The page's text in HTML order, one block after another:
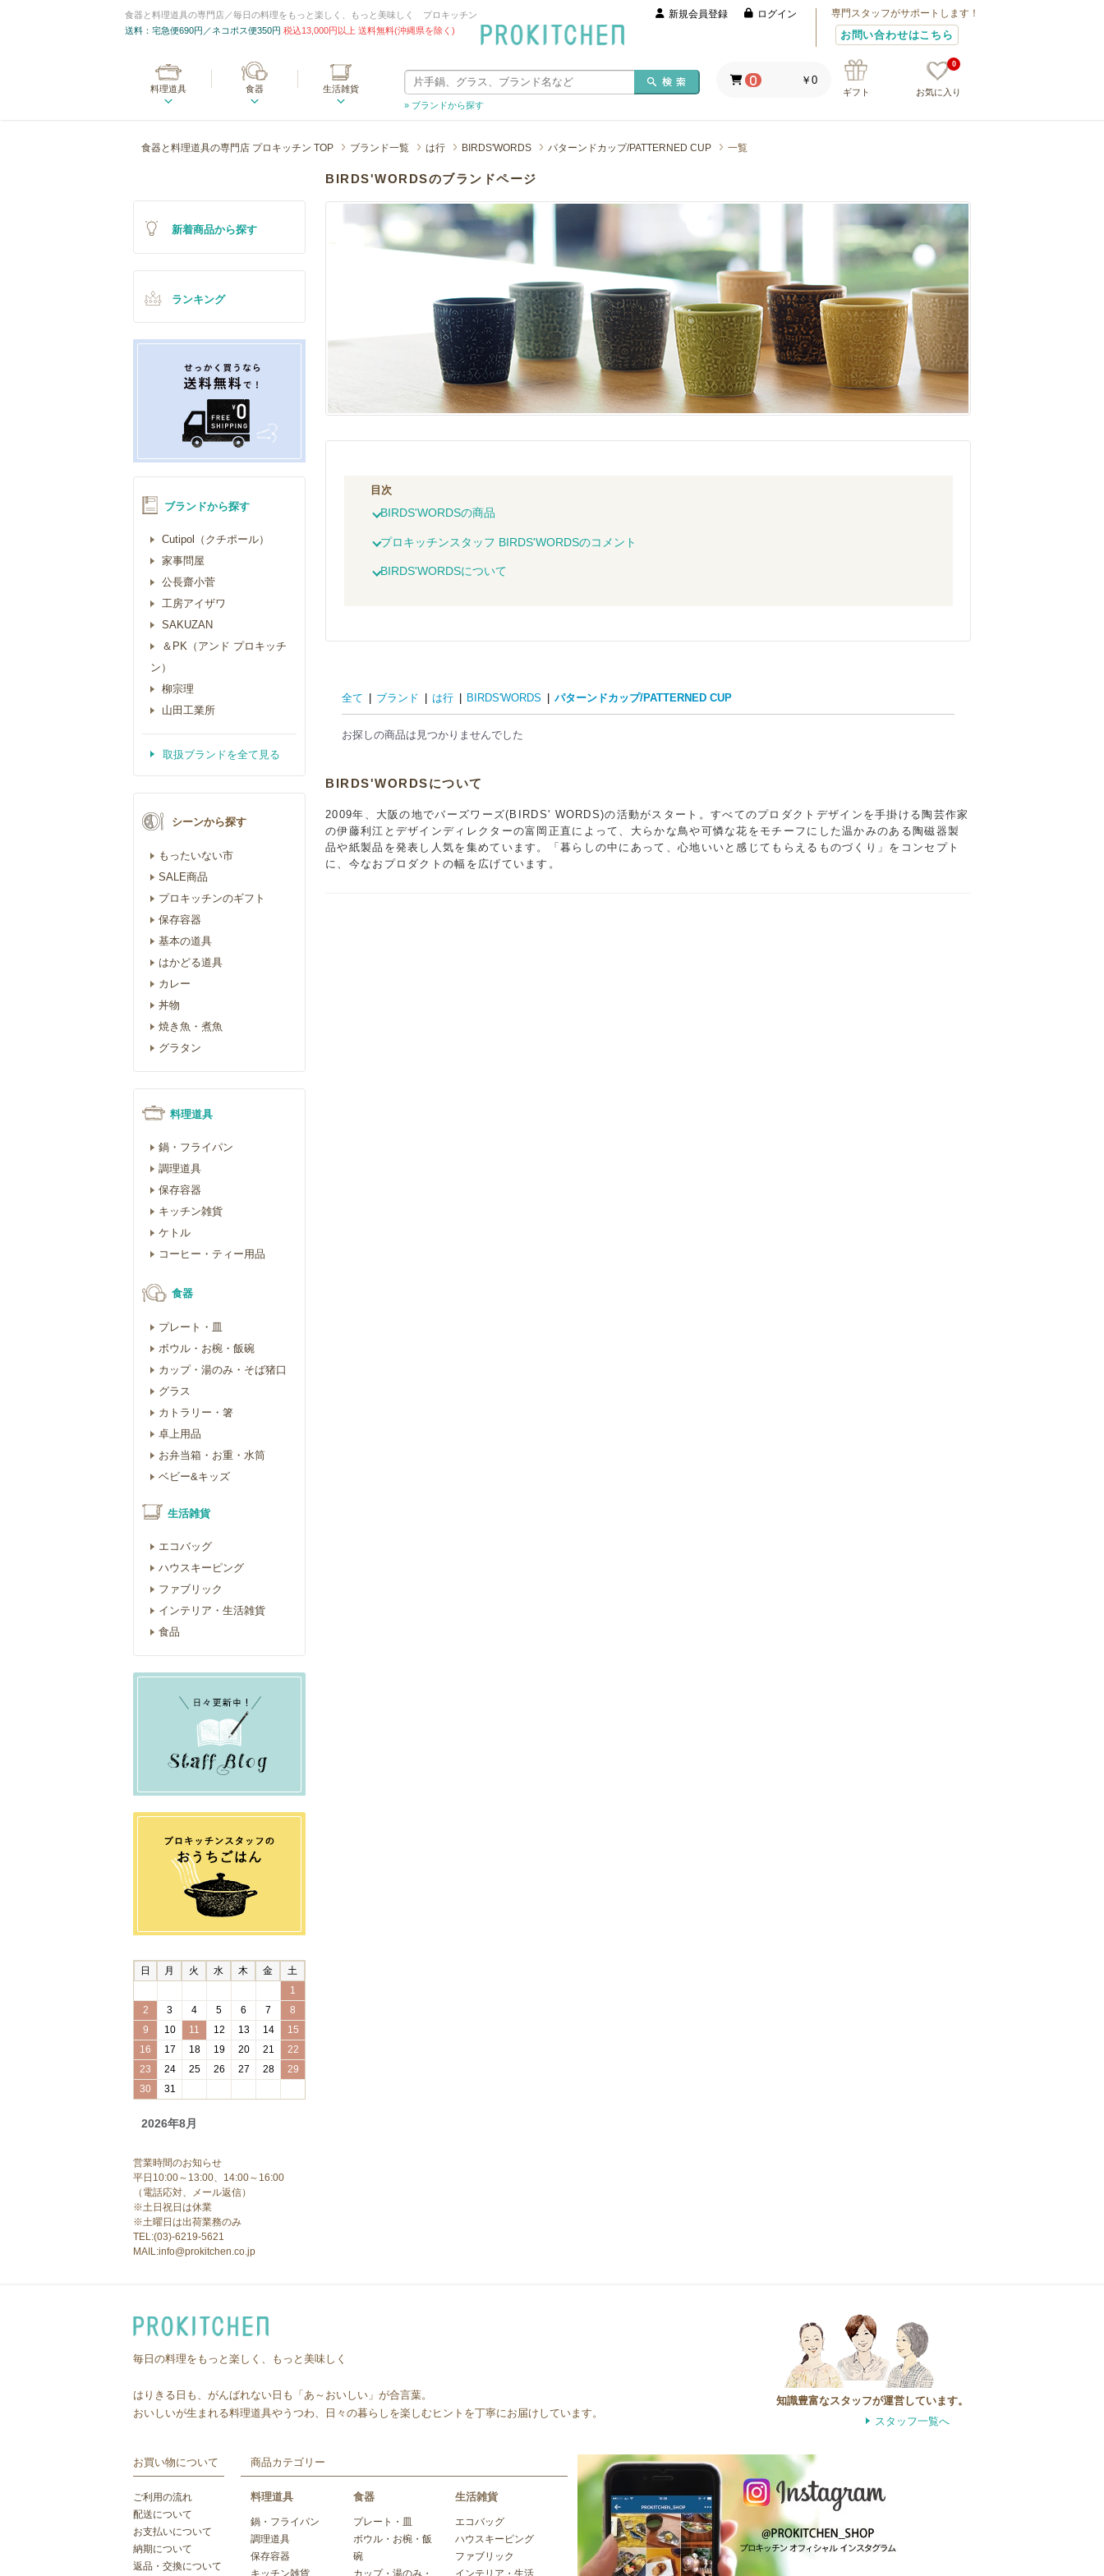
食器と料理道具の専門店／毎日の料理をもっと楽しく、もっと美味しく プロキッチン
送料：宅急便690円／ネコポス便350円 税込13,000円以上 送料無料(沖縄県を除く)
新規会員登録 ログイン 専門スタッフがサポートします！
お問い合わせはこちら
料理道具 食器
生活雑貨
» ブランドから探す
ギフト お気に入り
0
0 ￥0
食器と料理道具の専門店 プロキッチン TOP ブランド一覧 は行 BIRDS'WORDS パターンドカップ/PATTERNED CUP 一覧
BIRDS'WORDSのブランドページ
目次
BIRDS'WORDSの商品
プロキッチンスタッフ BIRDS'WORDSのコメント
BIRDS'WORDSについて
全て | ブランド | は行 | BIRDS'WORDS | パターンドカップ/PATTERNED CUP
お探しの商品は見つかりませんでした
BIRDS'WORDSについて
2009年、大阪の地でバーズワーズ(BIRDS' WORDS)の活動がスタート。すべてのプロダクトデザインを手掛ける陶芸作家
の伊藤利江とデザインディレクターの富岡正直によって、大らかな鳥や可憐な花をモチーフにした温かみのある陶磁器製
品や紙製品を発表し人気を集めています。「暮らしの中にあって、心地いいと感じてもらえるものづくり」をコンセプト
に、今なおプロダクトの幅を広げています。
新着商品から探す
ランキング
ブランドから探す
Cutipol（クチポール）
家事問屋
公長齋小菅
工房アイザワ
SAKUZAN
＆PK（アンド プロキッチ
ン）
柳宗理
山田工業所
取扱ブランドを全て見る
シーンから探す
もったいない市
SALE商品
プロキッチンのギフト
保存容器
基本の道具
はかどる道具
カレー
丼物
焼き魚・煮魚
グラタン
料理道具
鍋・フライパン
調理道具
保存容器
キッチン雑貨
ケトル
コーヒー・ティー用品
食器
プレート・皿
ボウル・お椀・飯碗
カップ・湯のみ・そば猪口
グラス
カトラリー・箸
卓上用品
お弁当箱・お重・水筒
ベビー&キッズ
生活雑貨
エコバッグ
ハウスキーピング
ファブリック
インテリア・生活雑貨
食品
2026年8月
日 月 火 水 木 金
土
1
2
3 4 5 6 7
8
9
10 11 12 13 14
15
16
17 18 19 20 21
22
23
24 25 26 27 28
29
30
31
営業時間のお知らせ
平日10:00～13:00、14:00～16:00
（電話応対、メール返信）
※土日祝日は休業
※土曜日は出荷業務のみ
TEL:(03)-6219-5621
MAIL:info@prokitchen.co.jp
毎日の料理をもっと楽しく、もっと美味しく
はりきる日も、がんばれない日も「あ～おいしい」が合言葉。
おいしいが生まれる料理道具やうつわ、日々の暮らしを楽しむヒントを丁寧にお届けしています。
知識豊富なスタッフが運営しています。
スタッフ一覧へ
お買い物について
ご利用の流れ
配送について
お支払いについて
納期について
返品・交換について
商品カテゴリー
料理道具
鍋・フライパン
調理道具
保存容器
食器
プレート・皿
ボウル・お椀・飯
碗
生活雑貨
エコバッグ
ハウスキーピング
ファブリック